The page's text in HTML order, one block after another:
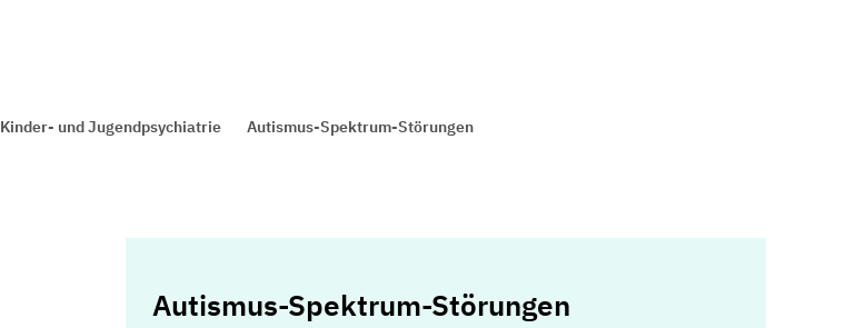
Kinder- und Jugendpsychiatrie Autismus-Spektrum-Störungen
Autismus-Spektrum-Störungen